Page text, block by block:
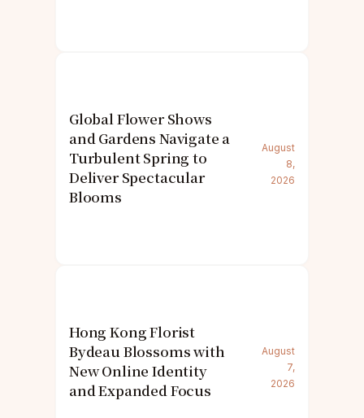
Global Flower Shows
and Gardens Navigate a
Turbulent Spring to
Deliver Spectacular
Blooms
August
8,
2026
Hong Kong Florist
Bydeau Blossoms with
New Online Identity
and Expanded Focus
August
7,
2026